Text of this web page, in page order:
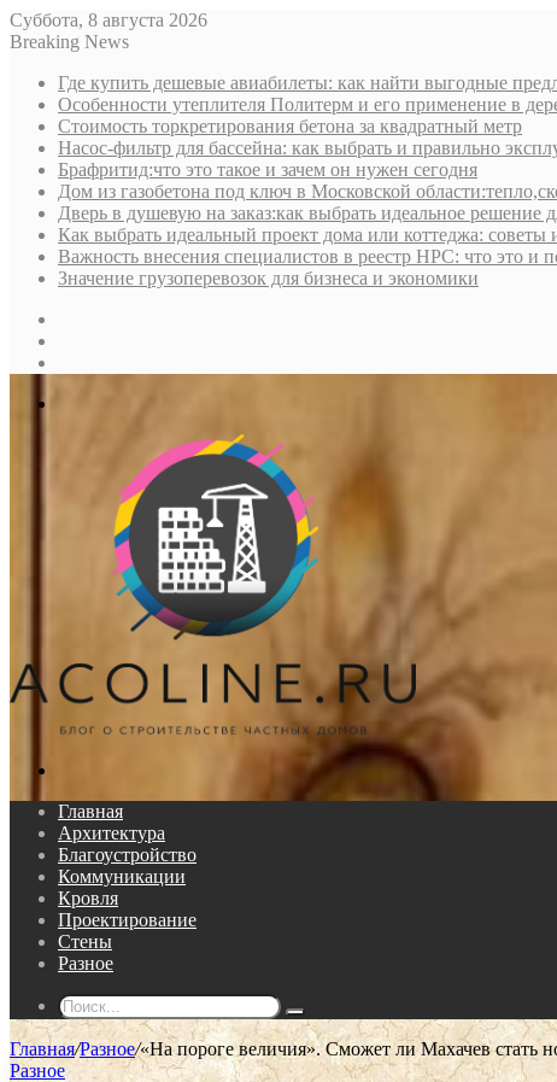
Суббота, 8 августа 2026
Breaking News
Где купить дешевые авиабилеты: как найти выгодные
Особенности утеплителя Политерм и его применение в
Стоимость торкретирования бетона за квадратный метр
Насос-фильтр для бассейна: как выбрать и правильно
Брафритид:что это такое и зачем он нужен сегодня
Дом из газобетона под ключ в Московской
Дверь в душевую на заказ:как выбрать идеальное решение
Как выбрать идеальный проект дома или коттеджа: советы
Важность внесения специалистов в реестр НРС: что это и
Значение грузоперевозок для бизнеса и экономики
Главная
Архитектура
Благоустройство
Коммуникации
Кровля
Проектирование
Стены
Разное
Поиск...
Главная/Разное/«На пороге величия». Сможет ли Махачев
Разное